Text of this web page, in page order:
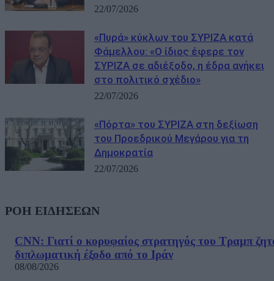
22/07/2026
«Πυρά» κύκλων του ΣΥΡΙΖΑ κατά
Φάμελλου: «Ο ίδιος έφερε τον
ΣΥΡΙΖΑ σε αδιέξοδο, η έδρα ανήκει
στο πολιτικό σχέδιο»
22/07/2026
«Πόρτα» του ΣΥΡΙΖΑ στη δεξίωση
του Προεδρικού Μεγάρου για τη
Δημοκρατία
22/07/2026
ΡΟΗ ΕΙΔΗΣΕΩΝ
CNN: Γιατί ο κορυφαίος στρατηγός του Τραμπ
διπλωματική έξοδο από το Ιράν
08/08/2026